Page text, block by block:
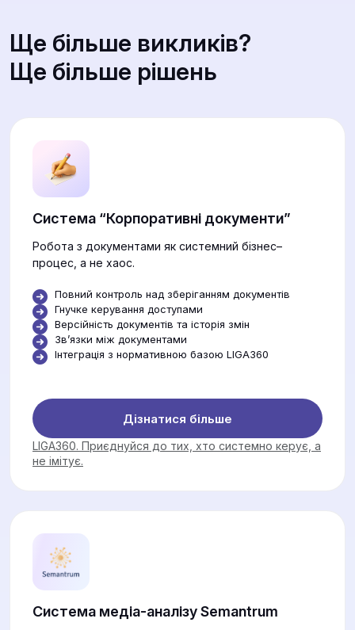
Ще більше викликів?
Ще більше рішень
Система “Корпоративні документи”
Робота з документами як системний бізнес–
процес, а не хаос.
Повний контроль над зберіганням документів
Гнучке керування доступами
Версійність документів та історія змін
Звʼязки між документами
Інтеграція з нормативною базою LIGA360
Дізнатися більше
LIGA360. Приєднуйся до тих, хто системно керує, а
не імітує.
Система медіа-аналізу Semantrum